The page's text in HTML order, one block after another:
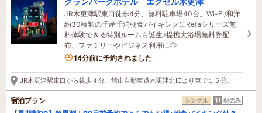
JR木更津駅東口徒歩4分、無料駐車場40台。Wi-Fi/和洋
約30種類の千産千消朝食バイキングにRefaシリーズ無
料体験できる特別ルームも誕生♪提携大浴場無料券配
布、ファミリーやビジネス利用に◎
3名がこの宿を見ています
14分前に予約されました
JR木更津駅東口から徒歩４分、館山自動車道木更津北ICより車で１５分。
宿泊プラン シングル 朝のみ